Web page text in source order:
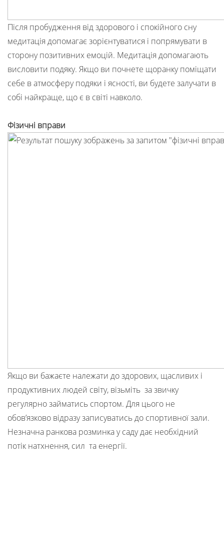
Після пробудження від здорового і спокійного сну
медитація допомагає зорієнтуватися і попрямувати в
сторону позитивних емоцій. Медитація допомагають
висловити подяку. Якщо ви почнете щоранку поміщати
себе в атмосферу подяки і ясності, ви будете залучати в
собі найкраще, що є в світі навколо.
Фізичні вправи
Якщо ви бажаєте належати до здорових, щасливих і
продуктивних людей світу, візьміть за звичку
регулярно займатись спортом. Для цього не
обов’язково відразу записуватись до спортивної зали.
Незначна ранкова розминка у саду дає необхідний
потік натхнення, сил та енергії.